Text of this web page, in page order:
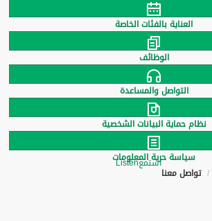
العناية بالفئات الخاصة
الوظائف
التواصل والمساعدة
نظام حماية البيانات الشخصية
سياسة حرية المعلومات
تواصل معنا
استمعListen